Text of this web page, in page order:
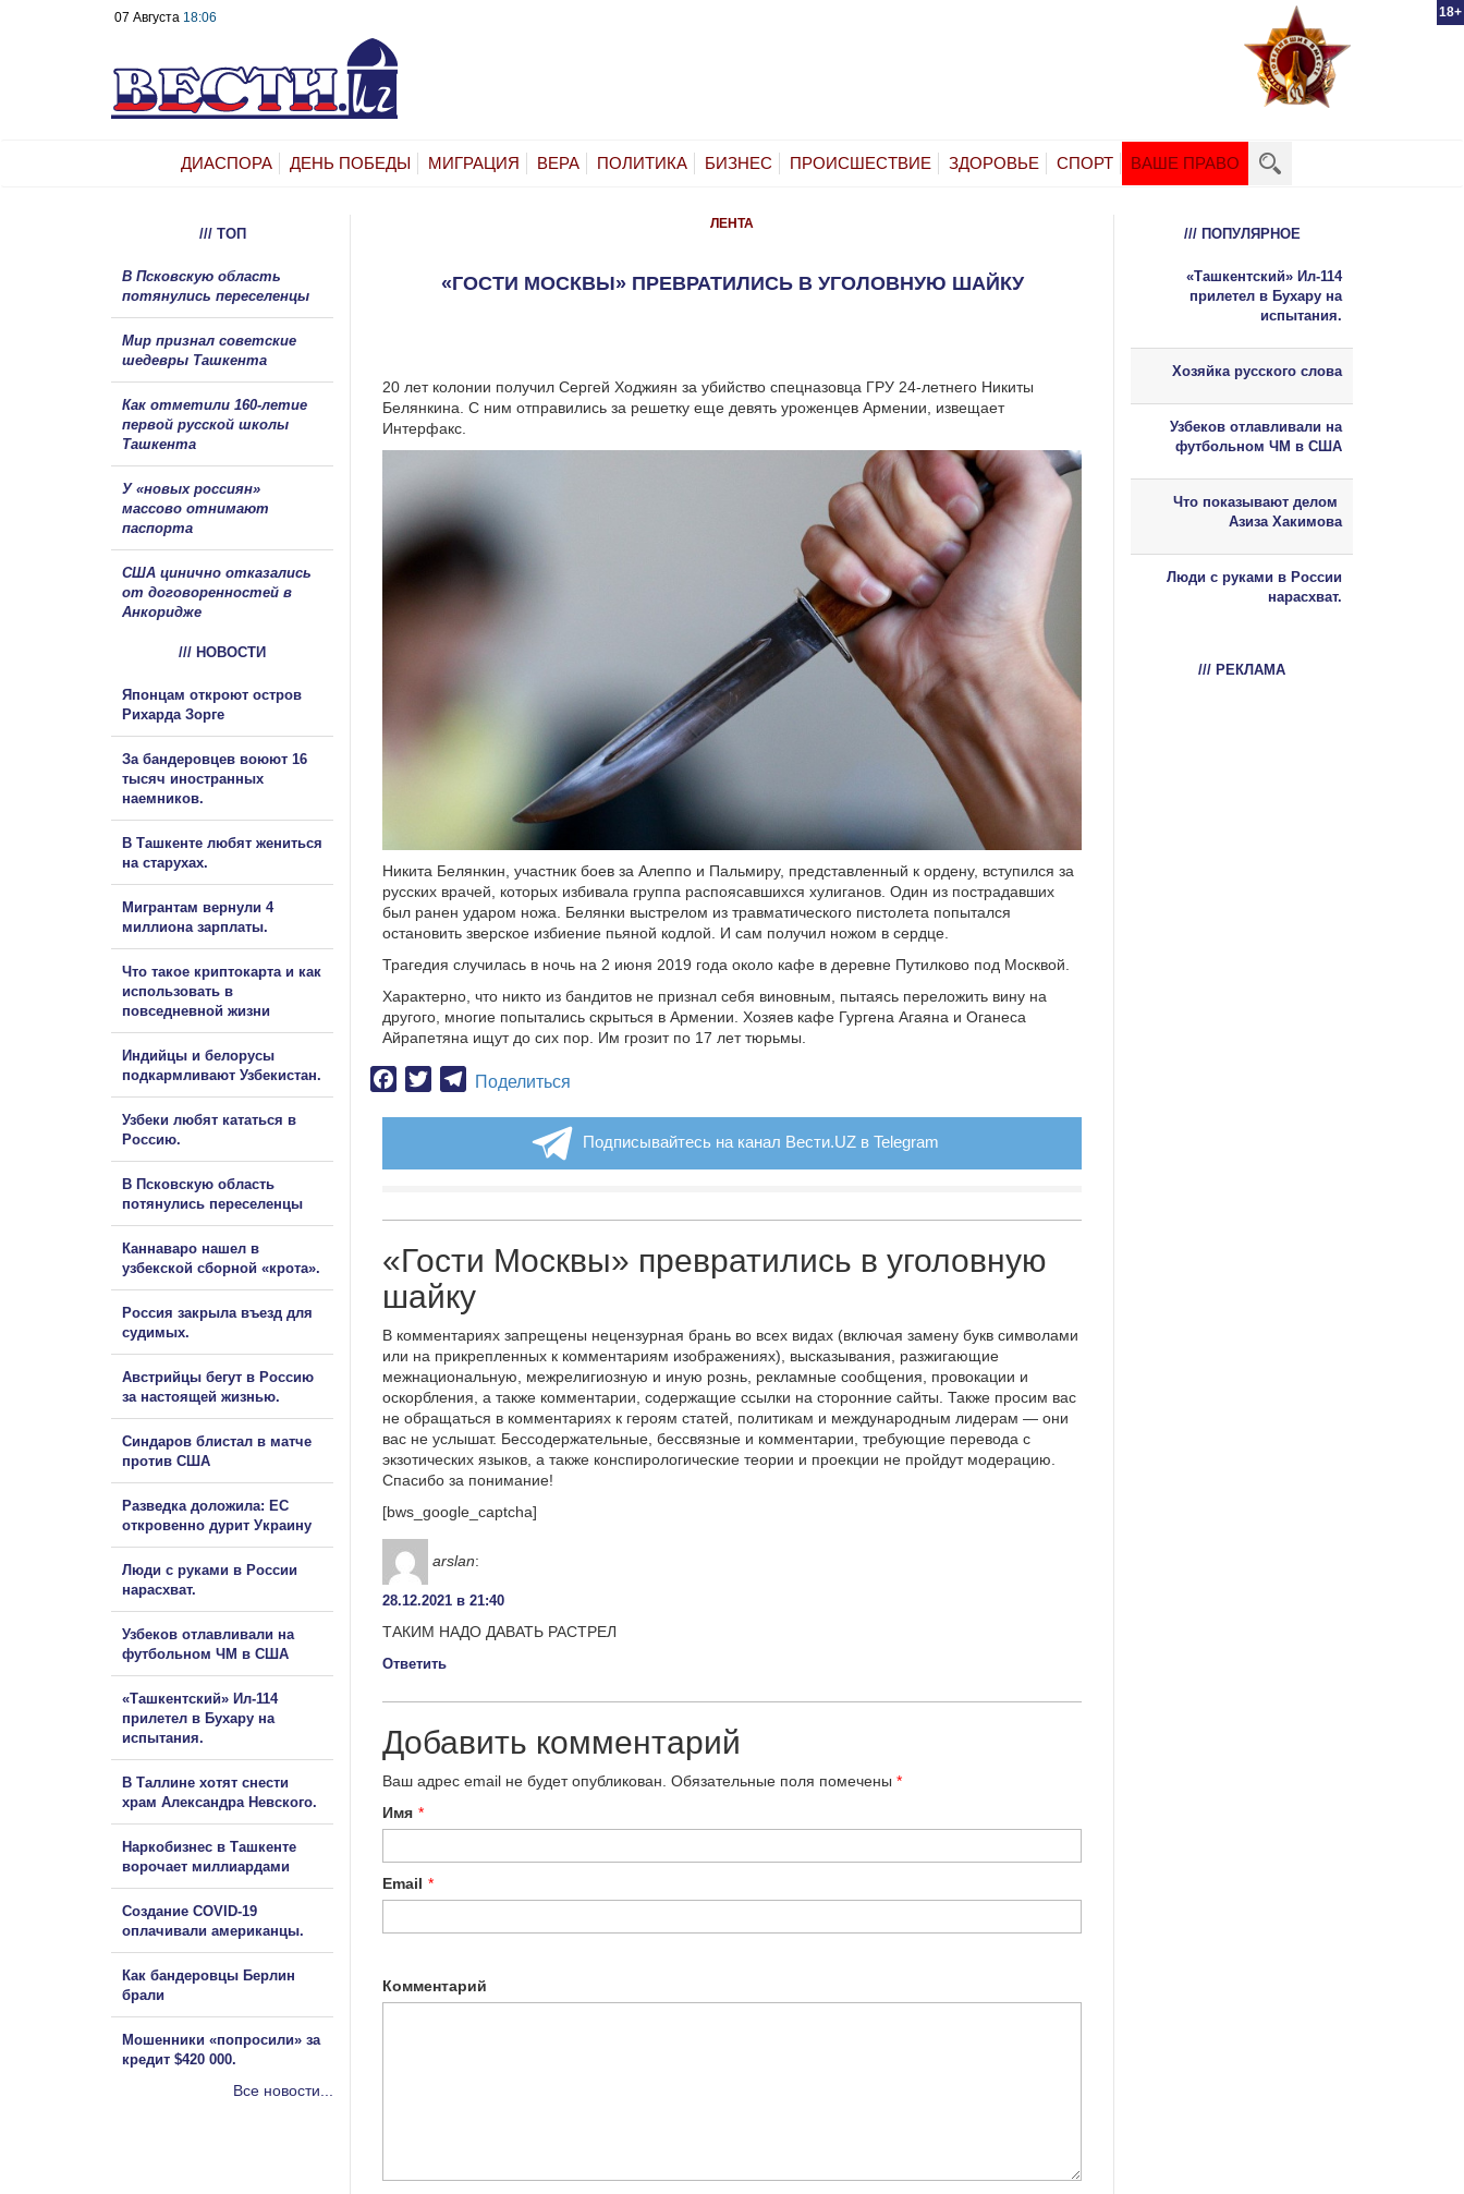
18+
07 Августа 18:06
ДИАСПОРА ДЕНЬ ПОБЕДЫ МИГРАЦИЯ ВЕРА ПОЛИТИКА БИЗНЕС ПРОИСШЕСТВИЕ ЗДОРОВЬЕ СПОРТ ВАШЕ ПРАВО
ЛЕНТА
«ГОСТИ МОСКВЫ» ПРЕВРАТИЛИСЬ В УГОЛОВНУЮ ШАЙКУ
20 лет колонии получил Сергей Ходжиян за убийство спецназовца ГРУ 24-летнего Никиты
Белянкина. С ним отправились за решетку еще девять уроженцев Армении, извещает
Интерфакс.
Никита Белянкин, участник боев за Алеппо и Пальмиру, представленный к ордену, вступился за
русских врачей, которых избивала группа распоясавшихся хулиганов. Один из пострадавших
был ранен ударом ножа. Белянки выстрелом из травматического пистолета попытался
остановить зверское избиение пьяной кодлой. И сам получил ножом в сердце.
Трагедия случилась в ночь на 2 июня 2019 года около кафе в деревне Путилково под Москвой.
Характерно, что никто из бандитов не признал себя виновным, пытаясь переложить вину на
другого, многие попытались скрыться в Армении. Хозяев кафе Гургена Агаяна и Оганеса
Айрапетяна ищут до сих пор. Им грозит по 17 лет тюрьмы.
Facebook
TwitterTelegram
Поделиться
Подписывайтесь на канал Вести.UZ в Telegram
«Гости Москвы» превратились в уголовную
шайку
В комментариях запрещены нецензурная брань во всех видах (включая замену букв символами
или на прикрепленных к комментариям изображениях), высказывания, разжигающие
межнациональную, межрелигиозную и иную рознь, рекламные сообщения, провокации и
оскорбления, а также комментарии, содержащие ссылки на сторонние сайты. Также просим вас
не обращаться в комментариях к героям статей, политикам и международным лидерам — они
вас не услышат. Бессодержательные, бессвязные и комментарии, требующие перевода с
экзотических языков, а также конспирологические теории и проекции не пройдут модерацию.
Спасибо за понимание!
[bws_google_captcha]
arslan:
28.12.2021 в 21:40
ТАКИМ НАДО ДАВАТЬ РАСТРЕЛ
Ответить
Добавить комментарий
Ваш адрес email не будет опубликован. Обязательные поля помечены *
Имя *
Email *
Комментарий
/// ТОП
В Псковскую область
потянулись переселенцы
Мир признал советские
шедевры Ташкента
Как отметили 160-летие
первой русской школы
Ташкента
У «новых россиян»
массово отнимают
паспорта
США цинично отказались
от договоренностей в
Анкоридже
/// НОВОСТИ
Японцам откроют остров
Рихарда Зорге
За бандеровцев воюют 16
тысяч иностранных
наемников.
В Ташкенте любят жениться
на старухах.
Мигрантам вернули 4
миллиона зарплаты.
Что такое криптокарта и как
использовать в
повседневной жизни
Индийцы и белорусы
подкармливают Узбекистан.
Узбеки любят кататься в
Россию.
В Псковскую область
потянулись переселенцы
Каннаваро нашел в
узбекской сборной «крота».
Россия закрыла въезд для
судимых.
Австрийцы бегут в Россию
за настоящей жизнью.
Синдаров блистал в матче
против США
Разведка доложила: ЕС
откровенно дурит Украину
Люди с руками в России
нарасхват.
Узбеков отлавливали на
футбольном ЧМ в США
«Ташкентский» Ил-114
прилетел в Бухару на
испытания.
В Таллине хотят снести
храм Александра Невского.
Наркобизнес в Ташкенте
ворочает миллиардами
Создание COVID-19
оплачивали американцы.
Как бандеровцы Берлин
брали
Мошенники «попросили» за
кредит $420 000.
Все новости...
/// ПОПУЛЯРНОЕ
«Ташкентский» Ил-114
прилетел в Бухару на
испытания.
Хозяйка русского слова
Узбеков отлавливали на
футбольном ЧМ в США
Что показывают делом
Азиза Хакимова
Люди с руками в России
нарасхват.
/// РЕКЛАМА